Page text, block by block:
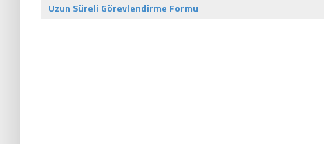
Uzun Süreli Görevlendirme Formu